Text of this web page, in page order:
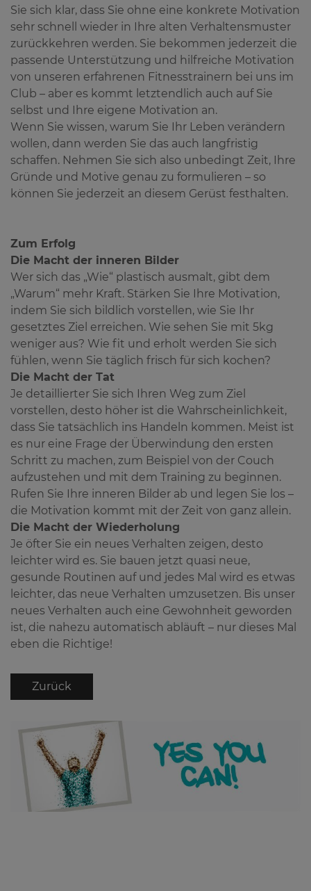
Sie sich klar, dass Sie ohne eine konkrete Motivation
sehr schnell wieder in Ihre alten Verhaltensmuster
zurückkehren werden. Sie bekommen jederzeit die
passende Unterstützung und hilfreiche Motivation
von unseren erfahrenen Fitnesstrainern bei uns im
Club – aber es kommt letztendlich auch auf Sie
selbst und Ihre eigene Motivation an.
Wenn Sie wissen, warum Sie Ihr Leben verändern
wollen, dann werden Sie das auch langfristig
schaffen. Nehmen Sie sich also unbedingt Zeit, Ihre
Gründe und Motive genau zu formulieren – so
können Sie jederzeit an diesem Gerüst festhalten.
Zum Erfolg
Die Macht der inneren Bilder
Wer sich das „Wie“ plastisch ausmalt, gibt dem
„Warum“ mehr Kraft. Stärken Sie Ihre Motivation,
indem Sie sich bildlich vorstellen, wie Sie Ihr
gesetztes Ziel erreichen. Wie sehen Sie mit 5kg
weniger aus? Wie fit und erholt werden Sie sich
fühlen, wenn Sie täglich frisch für sich kochen?
Die Macht der Tat
Je detaillierter Sie sich Ihren Weg zum Ziel
vorstellen, desto höher ist die Wahrscheinlichkeit,
dass Sie tatsächlich ins Handeln kommen. Meist ist
es nur eine Frage der Überwindung den ersten
Schritt zu machen, zum Beispiel von der Couch
aufzustehen und mit dem Training zu beginnen.
Rufen Sie Ihre inneren Bilder ab und legen Sie los –
die Motivation kommt mit der Zeit von ganz allein.
Die Macht der Wiederholung
Je öfter Sie ein neues Verhalten zeigen, desto
leichter wird es. Sie bauen jetzt quasi neue,
gesunde Routinen auf und jedes Mal wird es etwas
leichter, das neue Verhalten umzusetzen. Bis unser
neues Verhalten auch eine Gewohnheit geworden
ist, die nahezu automatisch abläuft – nur dieses Mal
eben die Richtige!
Zurück